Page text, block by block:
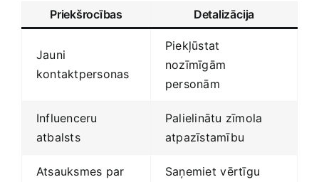
Priekšrocības Detalizācija
Jauni
kontaktpersonas
Piekļūstat
nozīmīgām
personām
Influenceru
atbalsts
Palielinātu zīmola ​
atpazīstamību
Atsauksmes⁢ par
Saņemiet ⁣vērtīgu